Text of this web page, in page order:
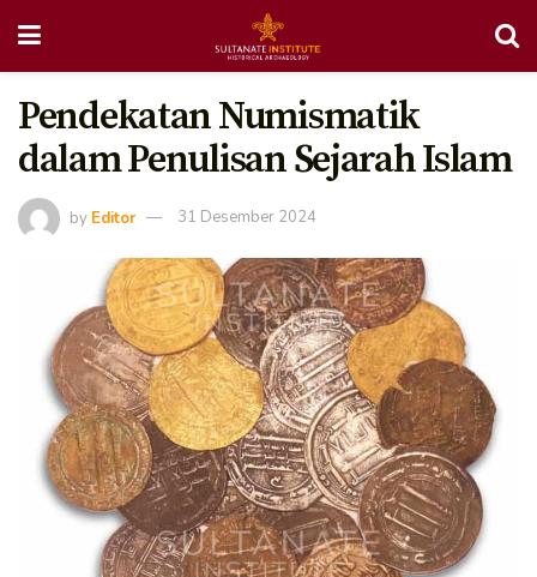
Pendekatan Numismatik
dalam Penulisan Sejarah Islam
by Editor 31 Desember 2024